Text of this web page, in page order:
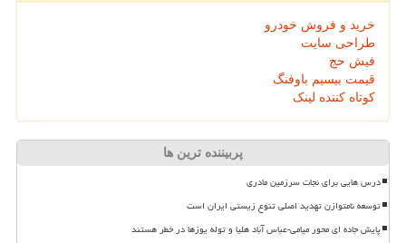
خرید و فروش خودرو
طراحی سایت
فیش حج
قیمت بیسیم باوفنگ
کوتاه کننده لینک
پربیننده ترین ها
درس هایی برای نجات سرزمین مادری
توسعه نامتوازن تهدید اصلی تنوع زیستی ایران است
پایش جاده ای محور میامی-عباس آباد هلیا و توله یوزها در خطر هستند